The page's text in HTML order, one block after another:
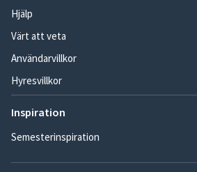
Hjälp
Värt att veta
Användarvillkor
Hyresvillkor
Inspiration
Semesterinspiration